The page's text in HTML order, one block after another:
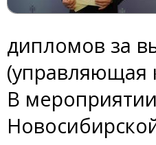
дипломов за
(управляющая
В